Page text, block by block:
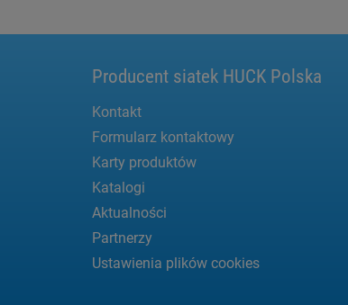
Producent siatek HUCK Polska
Kontakt
Formularz kontaktowy
Karty produktów
Katalogi
Aktualności
Partnerzy
Ustawienia plików cookies